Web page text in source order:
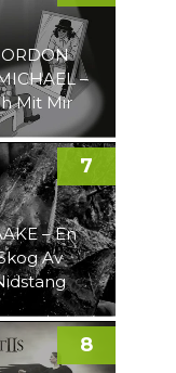
–
Mit Mir
– En
Av
7
8